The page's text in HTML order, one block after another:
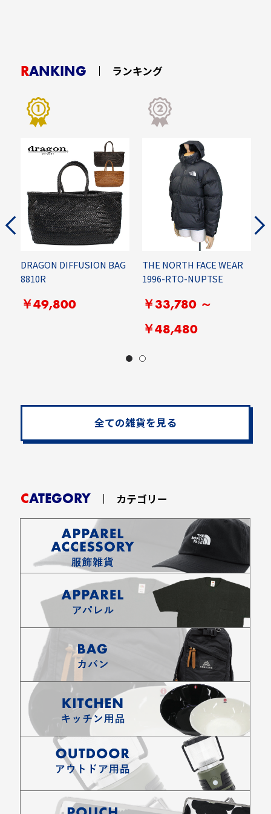
RANKING ランキング
DRAGON DIFFUSION BAG
8810R
￥49,800
THE NORTH FACE WEAR
1996-RTO-NUPTSE
￥33,780 ～
￥48,480
全ての雑貨を見る
CATEGORY カテゴリー